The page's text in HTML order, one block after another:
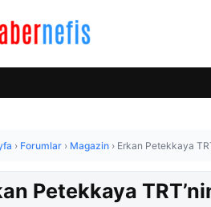
› Forumlar › Magazin › Erkan Petekkaya
Petekkaya